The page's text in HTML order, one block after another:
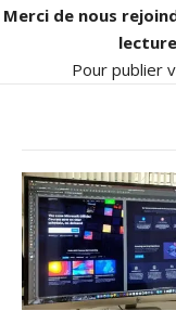
Merci de nous
Pour publier